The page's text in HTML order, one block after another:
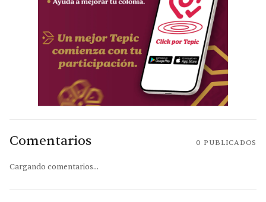
Comentarios 0 PUBLICADOS
Cargando comentarios...